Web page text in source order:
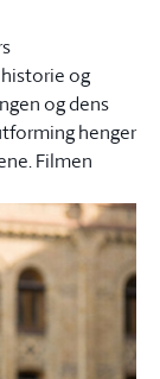
og
og dens
henger
Filmen